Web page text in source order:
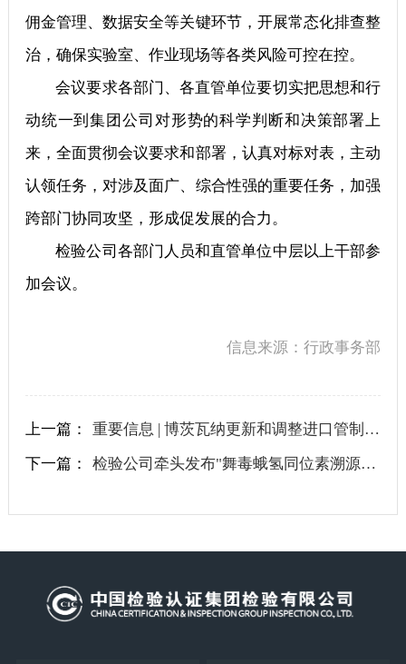
佣金管理、数据安全等关键环节，开展常态化排查整
治，确保实验室、作业现场等各类风险可控在控。
会议要求各部门、各直管单位要切实把思想和行
动统一到集团公司对形势的科学判断和决策部署上
来，全面贯彻会议要求和部署，认真对标对表，主动
认领任务，对涉及面广、综合性强的重要任务，加强
跨部门协同攻坚，形成促发展的合力。
检验公司各部门人员和直管单位中层以上干部参
加会议。
信息来源：行政事务部
上一篇：
重要信息 | 博茨瓦纳更新和调整进口管制清单
下一篇：
检验公司牵头发布"舞毒蛾氢同位素溯源系统"软著 | 以技术创新带动业务高质量发展